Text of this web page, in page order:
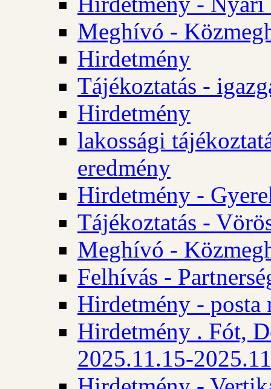
Meghívó -
Hirdetmény
Tájékoztatás -
Hirdetmény
lakossági
eredmény
Hirdetmény -
Tájékoztatás -
Meghívó -
Felhívás -
Hirdetmény - posta
Hirdetmény . Fót,
2025.11.15-